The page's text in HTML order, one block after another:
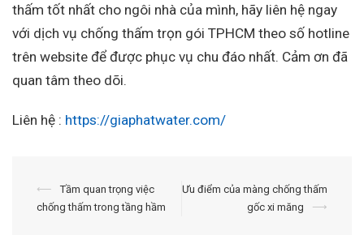
thấm tốt nhất cho ngôi nhà của mình, hãy liên hệ ngay
với dịch vụ chống thấm trọn gói TPHCM theo số hotline
trên website để được phục vụ chu đáo nhất. Cảm ơn đã
quan tâm theo dõi.
Liên hệ : https://giaphatwater.com/
Điều
hướng
⟵
Tầm quan trọng việc
chống thấm trong tầng hầm
Ưu điểm của màng chống thấm
gốc xi măng
⟶